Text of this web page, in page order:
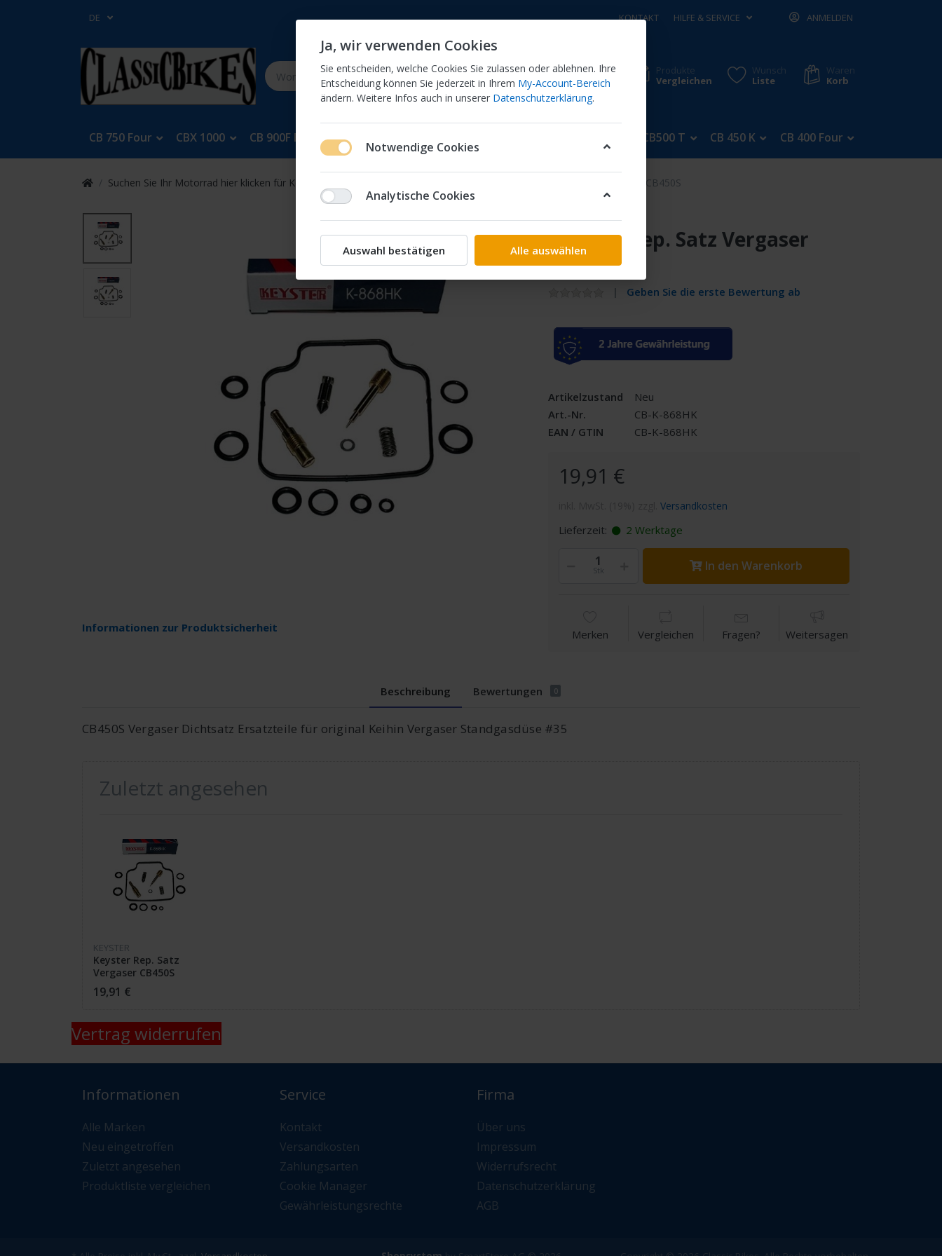
DE KONTAKT HILFE & SERVICE ANMELDEN
Produkte
Vergleichen
Wunsch
Liste
Waren
Korb
CB 750 Four CBX 1000 CB 900F Bol Dor CB500 T CB 450 K CB 400 Four
Suchen Sie Ihr Motorrad hier klicken für Keyster Vergaserkits Keyster Rep. Satz Vergaser CB450S
Informationen zur Produktsicherheit
Keyster
Keyster Rep. Satz Vergaser
CB450S
Geben Sie die erste Bewertung ab
Artikelzustand
Neu
Art.-Nr.
CB-K-868HK
EAN / GTIN
CB-K-868HK
19,91 €
Versandkosten
Lieferzeit: 2 Werktage
Stk In den Warenkorb
Merken Vergleichen Fragen? Weitersagen
Beschreibung Bewertungen 0
CB450S Vergaser Dichtsatz Ersatzteile für original Keihin Vergaser Standgasdüse #35
Zuletzt angesehen
KEYSTER
Keyster Rep. Satz
Vergaser CB450S
19,91 €
Vertrag widerrufen
Informationen
Alle Marken
Neu eingetroffen
Zuletzt angesehen
Produktliste vergleichen
Service
Kontakt
Versandkosten
Zahlungsarten
Cookie Manager
Gewährleistungsrechte
Firma
Über uns
Impressum
Widerrufsrecht
Datenschutzerklärung
AGB
Ja, wir verwenden Cookies
Sie entscheiden, welche Cookies Sie zulassen oder ablehnen. Ihre
Entscheidung können Sie jederzeit in Ihrem My-Account-Bereich
ändern. Weitere Infos auch in unserer Datenschutzerklärung.
Notwendige Cookies
Analytische Cookies
Auswahl bestätigen Alle auswählen